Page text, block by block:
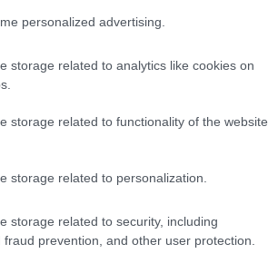
personalized advertising.
storage related to analytics like cookies on
storage related to functionality of the website
storage related to personalization.
storage related to security, including
prevention, and other user protection.